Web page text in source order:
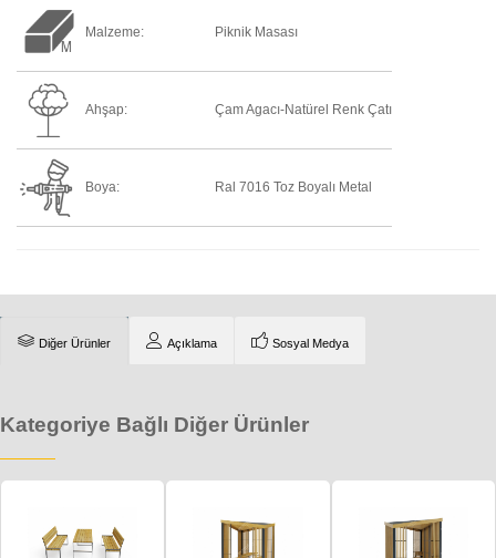
Malzeme: Piknik Masası
Ahşap: Çam Agacı-Natürel Renk Çatı
Boya: Ral 7016 Toz Boyalı Metal
Diğer Ürünler Açıklama Sosyal Medya
Kategoriye Bağlı Diğer Ürünler